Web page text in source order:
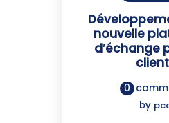
nouvelle
d’échange
0
by